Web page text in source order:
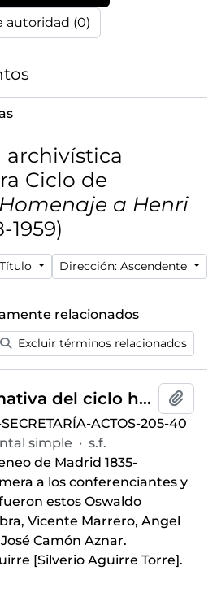
autoridad (0)
archivística
Ciclo de
Homenaje a Henri
1959)
Dirección: Ascendente
relacionados
Excluir términos relacionados
Cuartilla informativa del ciclo homenaje celebrado en el curso 1958-1959 con motivo del Centenario del Nacimiento de Henri Bergson
ACTOS-205-40
simple · s.f.
de Madrid 1835-
a los conferenciantes y
estos Oswaldo
Vicente Marrero, Angel
Camón Aznar.
[Silverio Aguirre Torre].